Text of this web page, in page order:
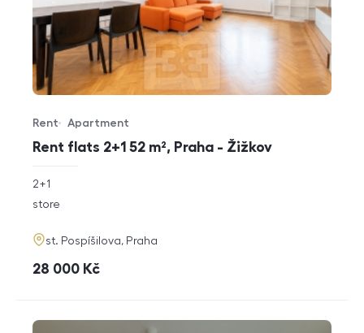
Rent flats 2+1 52 m², Praha - Žižkov
Offer type
Rent
Property type
Apartment
rozměry
2+1
funkce
store
adresa
st. Pospíšilova, Praha
cena
28 000 Kč